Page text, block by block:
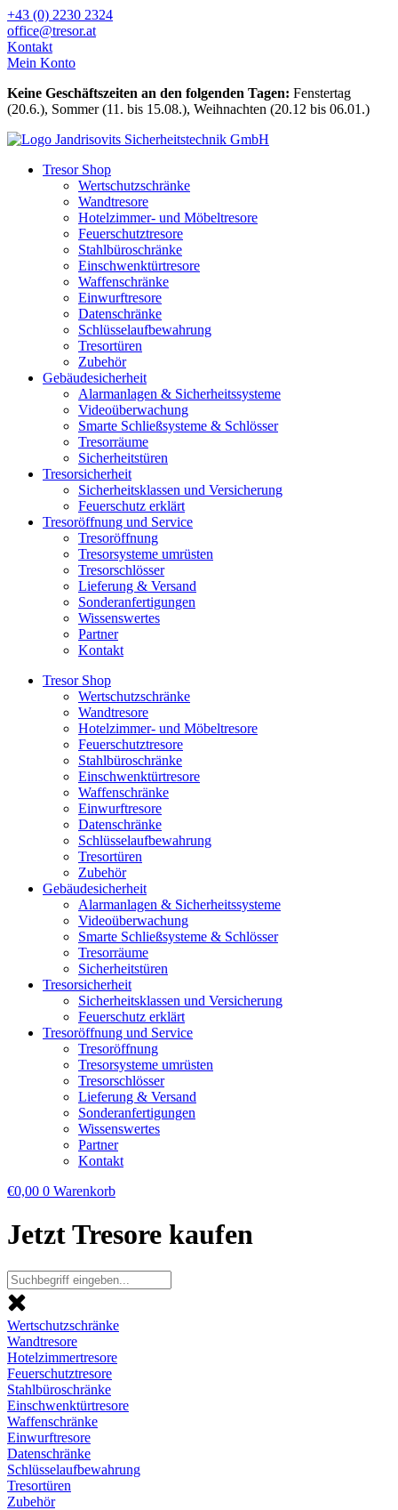
Zum
Inhalt
wechseln
+43 (0) 2230 2324
office@tresor.at
Kontakt
Mein Konto
Keine Geschäftszeiten an den folgenden Tagen: Fenstertag
(20.6.), Sommer (11. bis 15.08.), Weihnachten (20.12 bis 06.01.)
Tresor Shop
Wertschutzschränke
Wandtresore
Hotelzimmer- und Möbeltresore
Feuerschutztresore
Stahlbüroschränke
Einschwenktürtresore
Waffenschränke
Einwurftresore
Datenschränke
Schlüsselaufbewahrung
Tresortüren
Zubehör
Gebäudesicherheit
Alarmanlagen & Sicherheitssysteme
Videoüberwachung
Smarte Schließsysteme & Schlösser
Tresorräume
Sicherheitstüren
Tresorsicherheit
Sicherheitsklassen und Versicherung
Feuerschutz erklärt
Tresoröffnung und Service
Tresoröffnung
Tresorsysteme umrüsten
Tresorschlösser
Lieferung & Versand
Sonderanfertigungen
Wissenswertes
Partner
Kontakt
Tresor Shop
Wertschutzschränke
Wandtresore
Hotelzimmer- und Möbeltresore
Feuerschutztresore
Stahlbüroschränke
Einschwenktürtresore
Waffenschränke
Einwurftresore
Datenschränke
Schlüsselaufbewahrung
Tresortüren
Zubehör
Gebäudesicherheit
Alarmanlagen & Sicherheitssysteme
Videoüberwachung
Smarte Schließsysteme & Schlösser
Tresorräume
Sicherheitstüren
Tresorsicherheit
Sicherheitsklassen und Versicherung
Feuerschutz erklärt
Tresoröffnung und Service
Tresoröffnung
Tresorsysteme umrüsten
Tresorschlösser
Lieferung & Versand
Sonderanfertigungen
Wissenswertes
Partner
Kontakt
€0,00 0 Warenkorb
Jetzt Tresore kaufen
Wertschutzschränke
Wandtresore
Hotelzimmertresore
Feuerschutztresore
Stahlbüroschränke
Einschwenktürtresore
Waffenschränke
Einwurftresore
Datenschränke
Schlüsselaufbewahrung
Tresortüren
Zubehör